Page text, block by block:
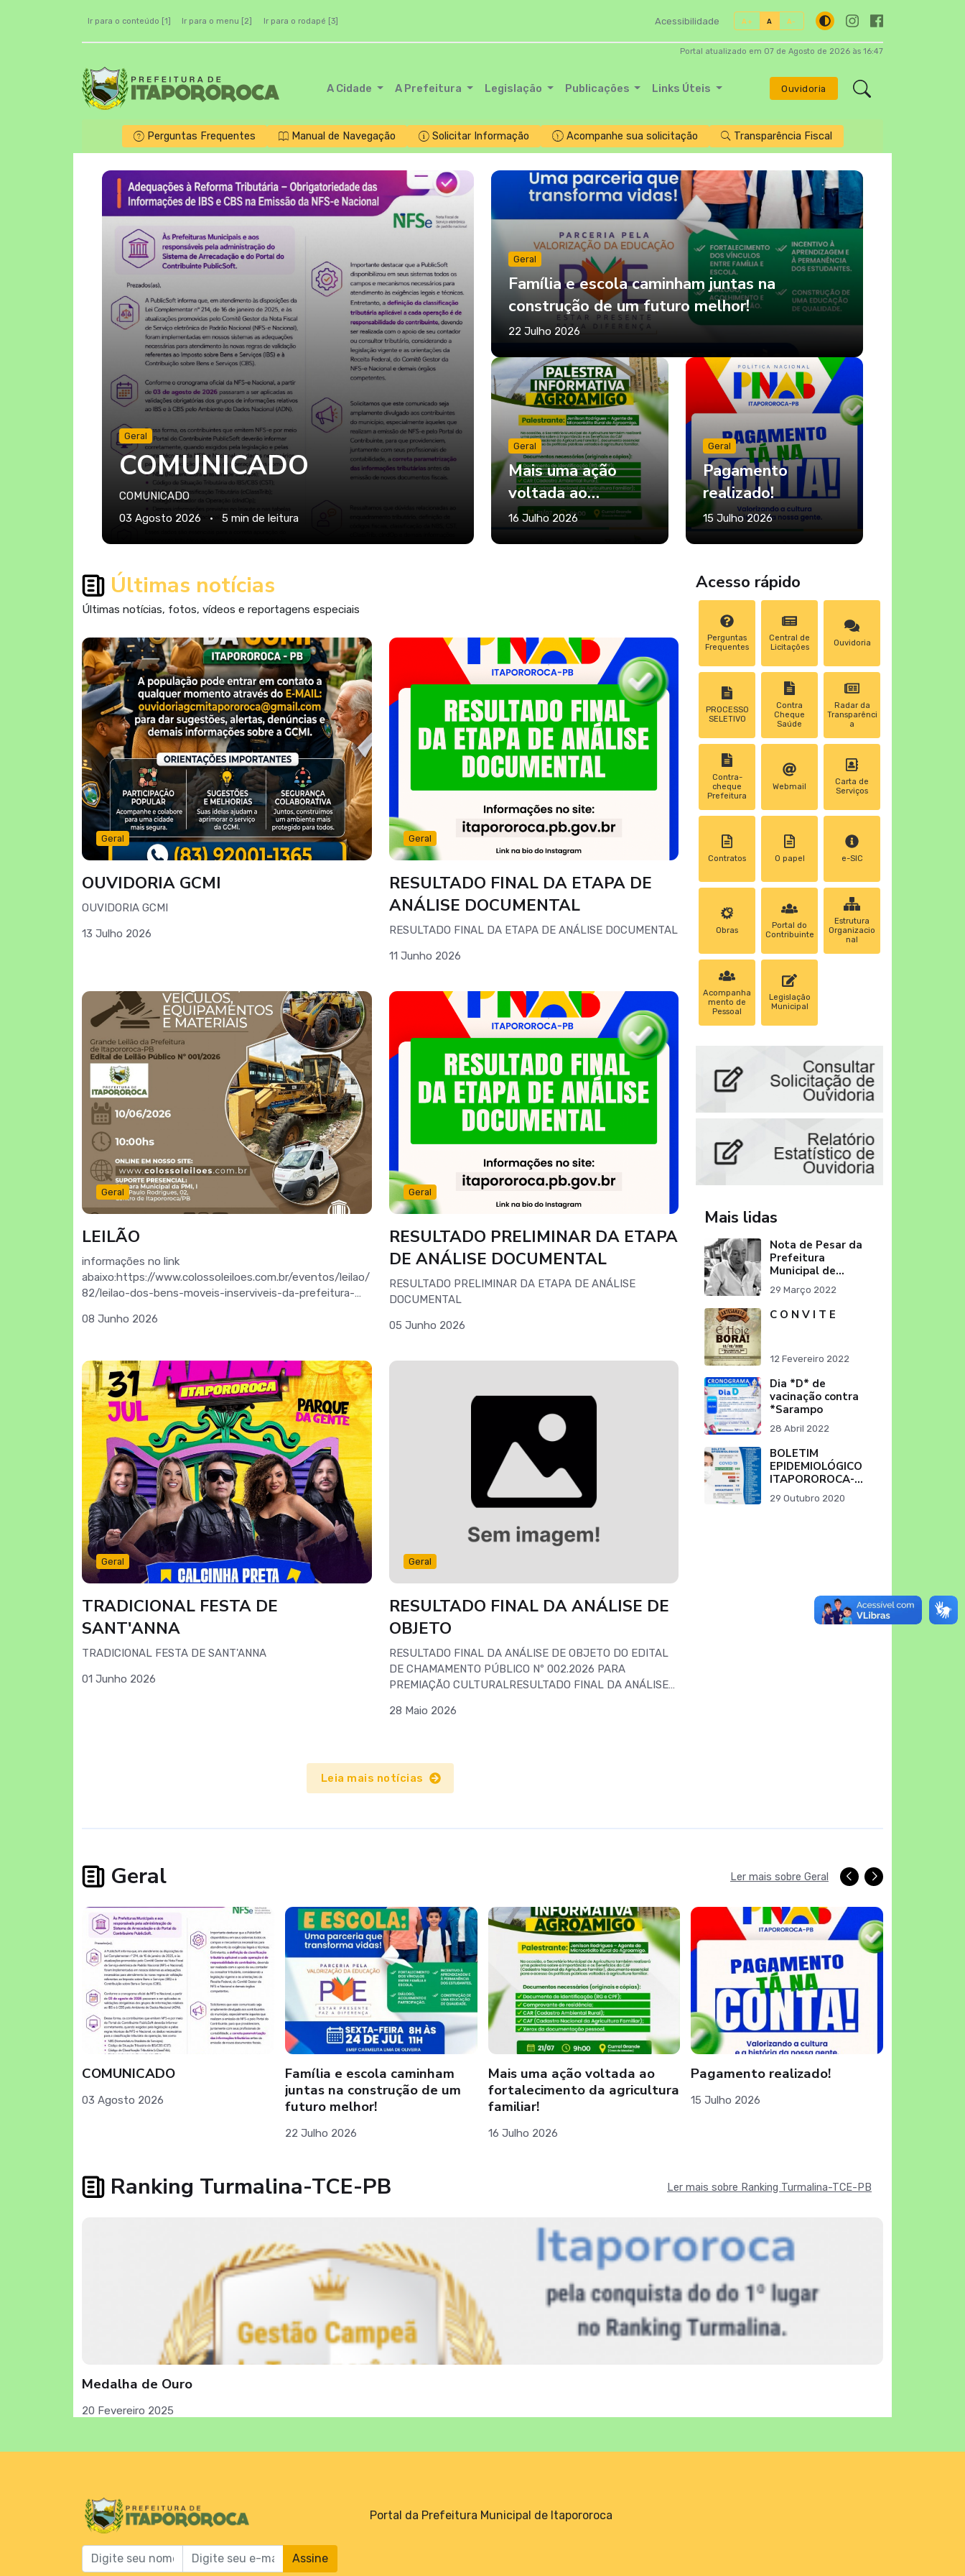
Ir para o conteúdo [1] Ir para o menu [2] Ir para o rodapé [3] Acessibilidade A+ A A-
Portal atualizado em 07 de Agosto de 2026 às 16:47
A Cidade A Prefeitura Legislação Publicações Links Úteis Ouvidoria
Perguntas Frequentes Manual de Navegação Solicitar Informação Acompanhe sua solicitação Transparência Fiscal
Geral
COMUNICADO
COMUNICADO
03 Agosto 2026
• 5 min de leitura
Geral
Família e escola caminham juntas na
construção de um futuro melhor!
22 Julho 2026
Geral
Mais uma ação
voltada ao
fortalecimento da
16 Julho 2026
Geral
Pagamento
realizado!
15 Julho 2026
Últimas notícias
Últimas notícias, fotos, vídeos e reportagens especiais
Geral
OUVIDORIA GCMI
OUVIDORIA GCMI
13 Julho 2026
Geral
RESULTADO FINAL DA ETAPA DE
ANÁLISE DOCUMENTAL
RESULTADO FINAL DA ETAPA DE ANÁLISE DOCUMENTAL
11 Junho 2026
Geral
LEILÃO
informações no link
abaixo:https://www.colossoleiloes.com.br/eventos/leilao/
82/leilao-dos-bens-moveis-inserviveis-da-prefeitura-
08 Junho 2026
Geral
RESULTADO PRELIMINAR DA ETAPA
DE ANÁLISE DOCUMENTAL
RESULTADO PRELIMINAR DA ETAPA DE ANÁLISE
DOCUMENTAL
05 Junho 2026
Geral
TRADICIONAL FESTA DE
SANT'ANNA
TRADICIONAL FESTA DE SANT'ANNA
01 Junho 2026
Geral
RESULTADO FINAL DA ANÁLISE DE
OBJETO
RESULTADO FINAL DA ANÁLISE DE OBJETO DO EDITAL
DE CHAMAMENTO PÚBLICO Nº 002.2026 PARA
PREMIAÇÃO CULTURALRESULTADO FINAL DA ANÁLISE
001.2026 PARA CONCESSÃO DE FOMENTO CULTURAL
28 Maio 2026
Leia mais notícias
Acesso rápido
Perguntas
Frequentes
Central de
Licitações
Ouvidoria
PROCESSO
SELETIVO
Contra
Cheque
Saúde
Radar da
Transparênci
a
Contra-
cheque
Prefeitura
Webmail
Carta de
Serviços
Contratos 0 papel e-SIC
Obras
Portal do
Contribuinte
Estrutura
Organizacio
nal
Acompanha
mento de
Pessoal
Legislação
Municipal
Mais lidas
Nota de Pesar da
Prefeitura
Municipal de
Itapororoca pelo
falecimento do
Sr. Severino
Ribeiro da Silva
29 Março 2022
C O N V I T E
12 Fevereiro 2022
Dia *D* de
vacinação contra
*Sarampo
28 Abril 2022
BOLETIM
EPIDEMIOLÓGICO
ITAPOROROCA-
PB (29/10/2020)
29 Outubro 2020
Geral Ler mais sobre Geral
COMUNICADO
03 Agosto 2026
Família e escola caminham
juntas na construção de um
futuro melhor!
22 Julho 2026
Mais uma ação voltada ao
fortalecimento da agricultura
familiar!
16 Julho 2026
Pagamento realizado!
15 Julho 2026
Ranking Turmalina-TCE-PB Ler mais sobre Ranking Turmalina-TCE-PB
Medalha de Ouro
20 Fevereiro 2025
Portal da Prefeitura Municipal de Itapororoca
Assine